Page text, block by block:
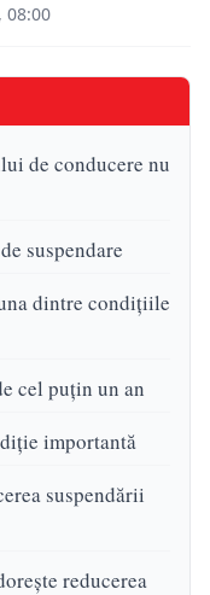
08:00
de conducere nu
suspendare
dintre condițiile
cel puțin un an
importantă
suspendării
reducerea